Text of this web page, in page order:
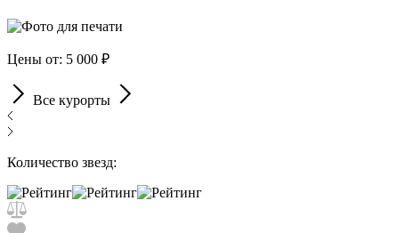
Цены от: 5 000 ₽
Все курорты
Количество звезд: